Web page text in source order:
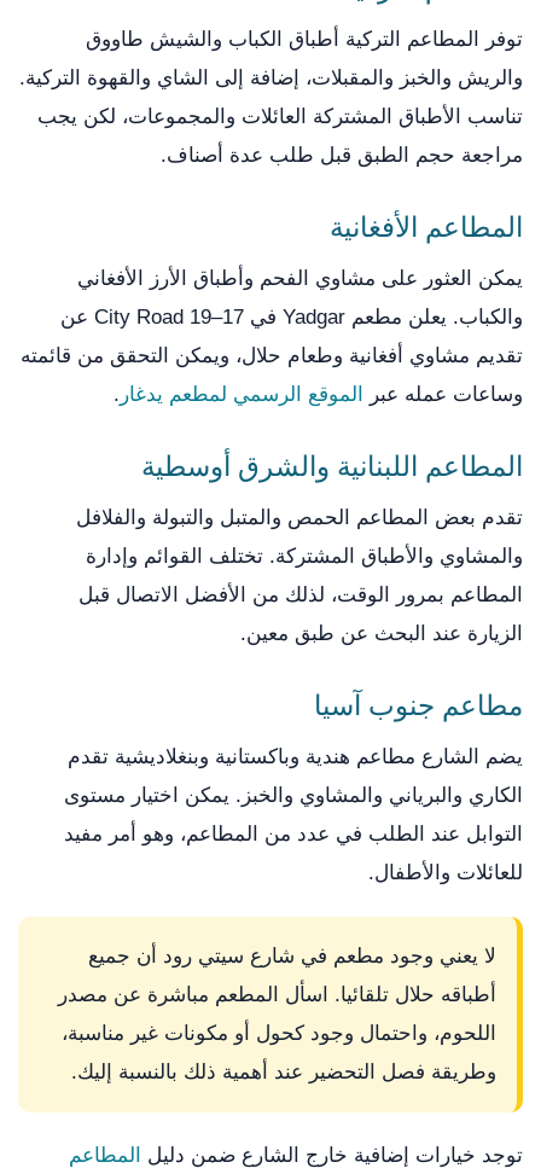
توفر المطاعم التركية أطباق الكباب والشيش طاووق
والريش والخبز والمقبلات، إضافة إلى الشاي والقهوة التركية.
تناسب الأطباق المشتركة العائلات والمجموعات، لكن يجب
مراجعة حجم الطبق قبل طلب عدة أصناف.
المطاعم الأفغانية
يمكن العثور على مشاوي الفحم وأطباق الأرز الأفغاني
والكباب. يعلن مطعم Yadgar في 17–19 City Road عن
تقديم مشاوي أفغانية وطعام حلال، ويمكن التحقق من قائمته
وساعات عمله عبر
الموقع الرسمي لمطعم يدغار .
المطاعم اللبنانية والشرق أوسطية
تقدم بعض المطاعم الحمص والمتبل والتبولة والفلافل
والمشاوي والأطباق المشتركة. تختلف القوائم وإدارة
المطاعم بمرور الوقت، لذلك من الأفضل الاتصال قبل
الزيارة عند البحث عن طبق معين.
مطاعم جنوب آسيا
يضم الشارع مطاعم هندية وباكستانية وبنغلاديشية تقدم
الكاري والبرياني والمشاوي والخبز. يمكن اختيار مستوى
التوابل عند الطلب في عدد من المطاعم، وهو أمر مفيد
للعائلات والأطفال.
لا يعني وجود مطعم في شارع سيتي رود أن جميع
أطباقه حلال تلقائيا. اسأل المطعم مباشرة عن مصدر
اللحوم، واحتمال وجود كحول أو مكونات غير مناسبة،
وطريقة فصل التحضير عند أهمية ذلك بالنسبة إليك.
توجد خيارات إضافية خارج الشارع ضمن دليل
المطاعم